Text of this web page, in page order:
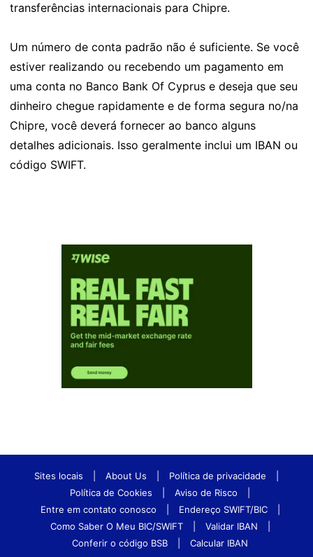
transferências internacionais para Chipre.
Um número de conta padrão não é suficiente. Se você
estiver realizando ou recebendo um pagamento em
uma conta no Banco Bank Of Cyprus e deseja que seu
dinheiro chegue rapidamente e de forma segura no/na
Chipre, você deverá fornecer ao banco alguns
detalhes adicionais. Isso geralmente inclui um IBAN ou
código SWIFT.
Sites locais About Us Política de privacidade
Política de Cookies
Aviso de Risco
Entre em contato conosco
Endereço SWIFT/BIC
Como Saber O Meu BIC/SWIFT
Validar IBAN
Conferir o código BSB
Calcular IBAN